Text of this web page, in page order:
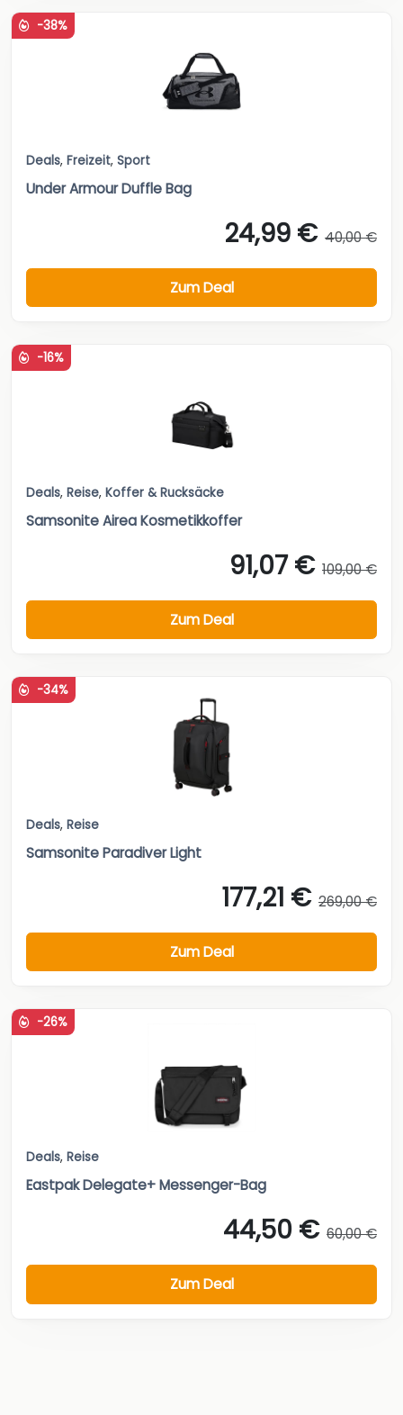
-38%
Deals, Freizeit, Sport
Under Armour Duffle Bag
24,99 € 40,00 €
Zum Deal
-16%
Deals, Reise, Koffer & Rucksäcke
Samsonite Airea Kosmetikkoffer
91,07 € 109,00 €
Zum Deal
-34%
Deals, Reise
Samsonite Paradiver Light
177,21 € 269,00 €
Zum Deal
-26%
Deals, Reise
Eastpak Delegate+ Messenger-Bag
44,50 € 60,00 €
Zum Deal